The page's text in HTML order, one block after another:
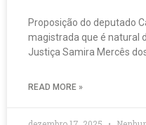
Proposição do deputado
magistrada que é natural
Justiça Samira Mercês
READ MORE »